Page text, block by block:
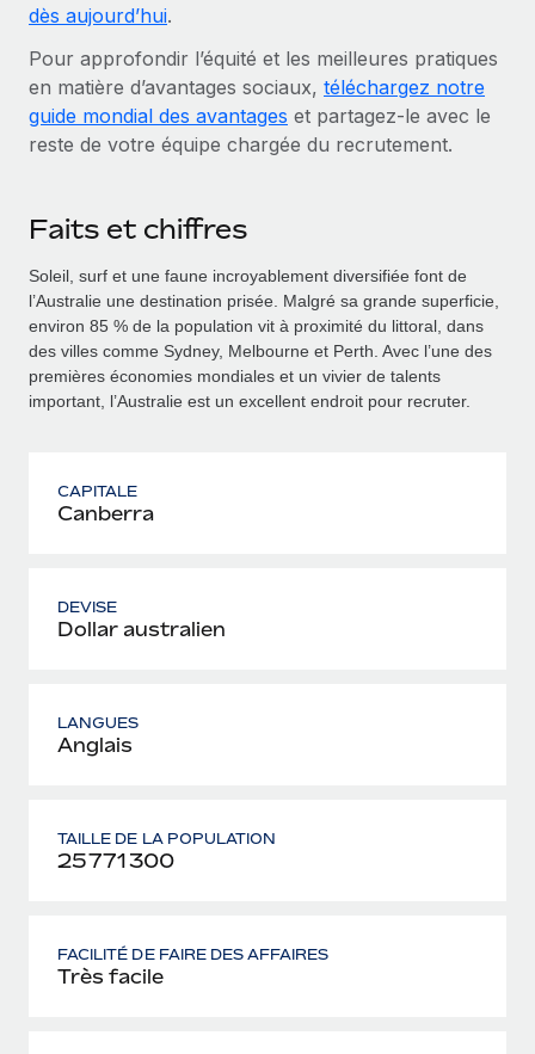
dès aujourd’hui.
Pour approfondir l’équité et les meilleures pratiques
en matière d’avantages sociaux, téléchargez notre
guide mondial des avantages et partagez-le avec le
reste de votre équipe chargée du recrutement.
Faits et chiffres
Soleil, surf et une faune incroyablement diversifiée font de
l’Australie une destination prisée. Malgré sa grande superficie,
environ 85 % de la population vit à proximité du littoral, dans
des villes comme Sydney, Melbourne et Perth. Avec l’une des
premières économies mondiales et un vivier de talents
important, l’Australie est un excellent endroit pour recruter.
CAPITALE
Canberra
DEVISE
Dollar australien
LANGUES
Anglais
TAILLE DE LA POPULATION
25 771 300
FACILITÉ DE FAIRE DES AFFAIRES
Très facile